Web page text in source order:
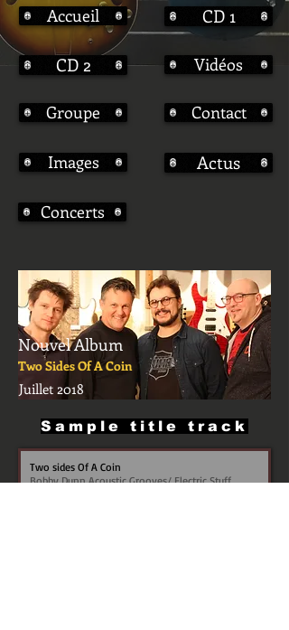
Accueil
CD 2
Groupe
Images
CD 1
Vidéos
Contact
Actus
Concerts
Nouvel Album
Juillet 2018
Two Sides Of A Coin
Sample title track
Two sides Of A Coin
Bobby Dunn Acoustic Grooves/ Electric Stuff